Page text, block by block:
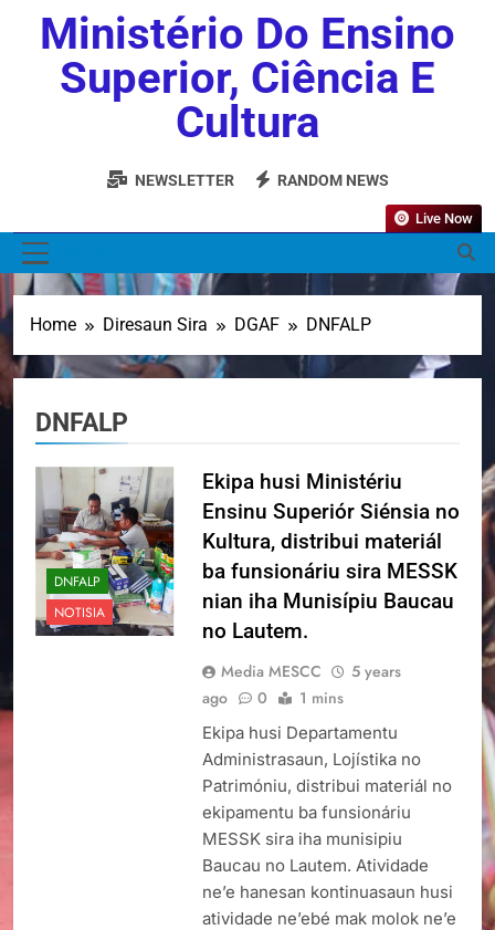
Ministério Do Ensino
Superior, Ciência E
Cultura
NEWSLETTER RANDOM NEWS
Live Now
Home Diresaun Sira DGAF DNFALP
DNFALP
DNFALP
NOTISIA
Ekipa husi Ministériu
Ensinu Superiór Siénsia no
Kultura, distribui materiál
ba funsionáriu sira MESSK
nian iha Munisípiu Baucau
no Lautem.
Media MESCC
5 years
ago
0 1 mins
Ekipa husi Departamentu
Administrasaun, Lojístika no
Patrimóniu, distribui materiál no
ekipamentu ba funsionáriu
MESSK sira iha munisipiu
Baucau no Lautem. Atividade
ne’e hanesan kontinuasaun husi
atividade ne’ebé mak molok ne’e